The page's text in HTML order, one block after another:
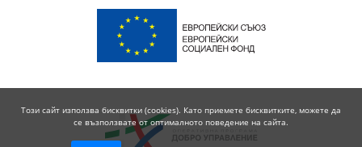
Този сайт използва бисквитки (cookies). Като приемете бисквитките, можете да
се възползвате от оптималното поведение на сайта.